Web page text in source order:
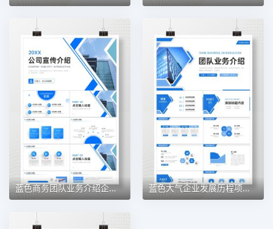
蓝色商务团队业务介绍企业文化宣传PPT模板 蓝色大气企业发展历程项目合作宣传PPT模板